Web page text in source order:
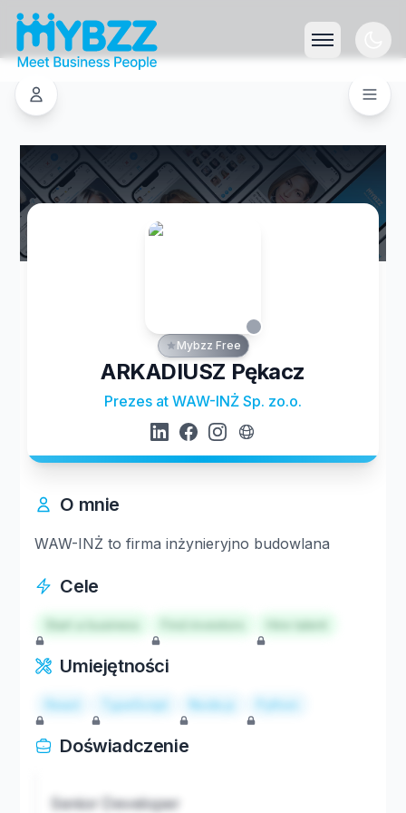
Mybzz Free
ARKADIUSZ Pękacz
Prezes at WAW-INŻ Sp. zo.o.
O mnie
WAW-INŻ to firma inżynieryjno budowlana
Cele
Start a business Hire talent
Umiejętności
React TypeScript Node.js Python
Doświadczenie
Senior Developer